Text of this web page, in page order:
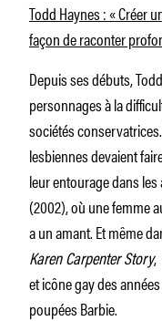
Todd Haynes : « Créer
façon de raconter
Depuis ses débuts,
personnages à la
sociétés
lesbiennes devaient
leur entourage dans
(2002), où une femme
a un amant. Et même
Karen Carpenter Story,
et icône gay des
poupées Barbie.